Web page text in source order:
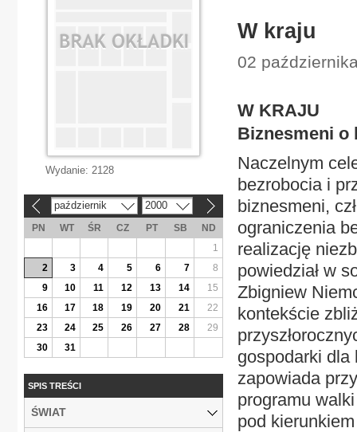
W kraju
02
W KRAJU
Biznesmeni o
Naczelnym
bezrobocia i
biznesmeni,
ograniczenia
realizację
powiedział w
Zbigniew
kontekście
gospodarki dla
zapowiada
programu
pod
Wydanie: 2128
październik 2000
PN WT ŚR CZ PT SB
ND
1
2
3 4 5 6 7
8
9
10 11 12 13 14
15
16
17 18 19 20 21
22
23
24 25 26 27 28
29
30
31
SPIS TREŚCI
ŚWIAT